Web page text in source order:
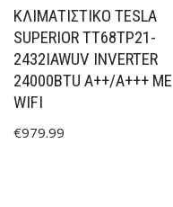
ΚΛΙΜΑΤΙΣΤΙΚΟ TESLA
SUPERIOR TT68TP21-
2432IAWUV INVERTER
24000BTU A++/A+++ ΜΕ
WIFI
€979.99